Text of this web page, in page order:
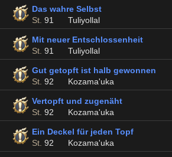
Das wahre Selbst
St. 91 Tuliyollal
Mit neuer Entschlossenheit
St. 91 Tuliyollal
Gut getopft ist halb gewonnen
St. 92 Kozama'uka
Vertopft und zugenäht
St. 92 Kozama'uka
Ein Deckel für jeden Topf
St. 92 Kozama'uka